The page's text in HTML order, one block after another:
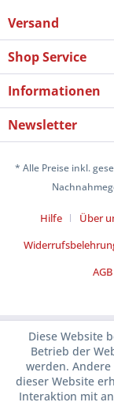
Versand
Shop Service
Informationen
Newsletter
* Alle Preise inkl.
Hilfe Über
AGB
Diese Website
Betrieb der
werden.
dieser Website
Interaktion mit